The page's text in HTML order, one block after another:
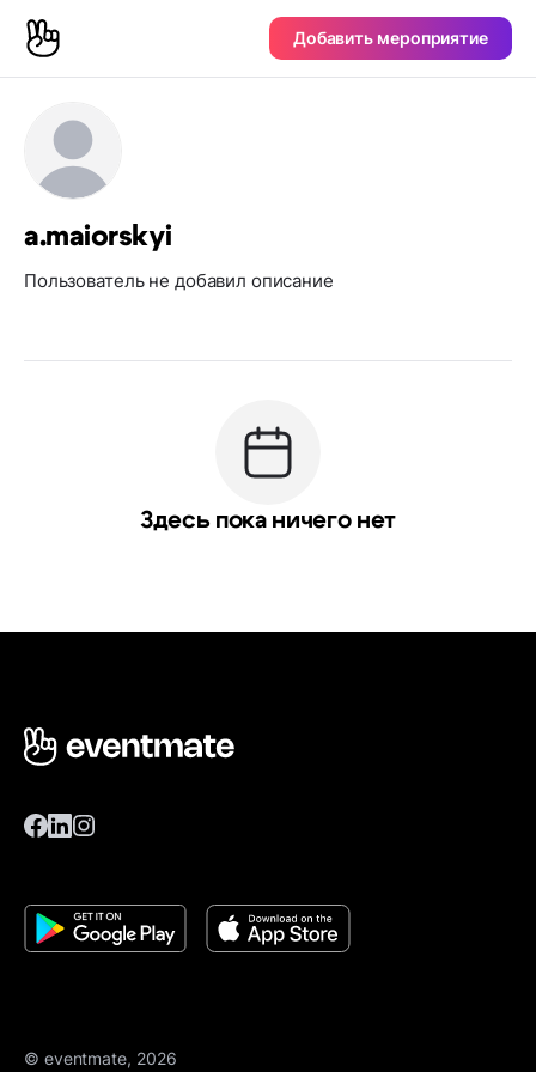
Добавить мероприятие
a.maiorskyi
Пользователь не добавил описание
Здесь пока ничего нет
© eventmate, 2026